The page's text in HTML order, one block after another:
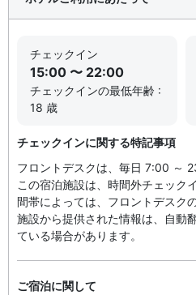
チェックイン
15:00 〜 22:00
チェックインの最低年齢 :
18 歳
チェックインに関する特記事項
フロントデスクは、毎日 7:00 ～
この宿泊施設は、時間外チェック
間帯によっては、フロントデスク
施設から提供された情報は、自動
ている場合があります。
ご宿泊に関して